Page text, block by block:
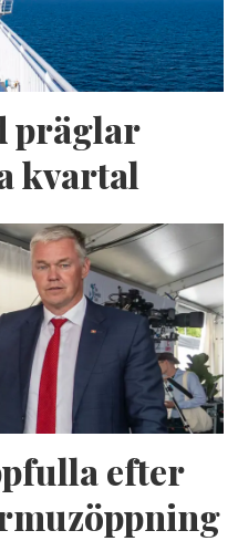
präglar
kvartal
efter